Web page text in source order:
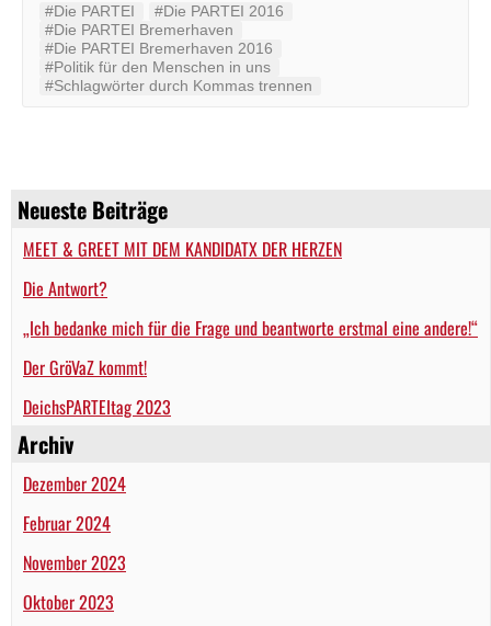
Neueste Beiträge
MEET & GREET MIT DEM KANDIDATX DER HERZEN
Die Antwort?
„Ich bedanke mich für die Frage und beantworte erstmal eine andere!“
Der GröVaZ kommt!
DeichsPARTEItag 2023
Archiv
Dezember 2024
Februar 2024
November 2023
Oktober 2023
#‬‪Die PARTEI‬
#Die PARTEI 2016
#Die PARTEI Bremerhaven
#Die PARTEI Bremerhaven 2016
#Politik für den Menschen in uns
#Schlagwörter durch Kommas trennen